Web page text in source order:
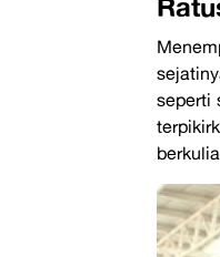
seperti